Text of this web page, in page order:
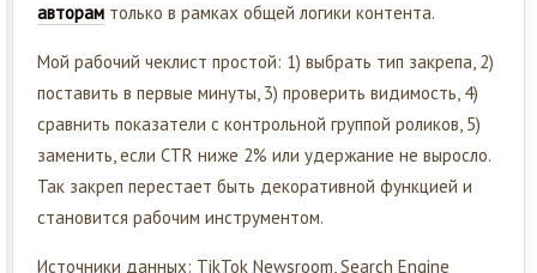
авторам только в рамках общей логики контента.
Мой рабочий чеклист простой: 1) выбрать тип закрепа, 2)
поставить в первые минуты, 3) проверить видимость, 4)
сравнить показатели с контрольной группой роликов, 5)
заменить, если CTR ниже 2% или удержание не выросло.
Так закреп перестает быть декоративной функцией и
становится рабочим инструментом.
Источники данных: TikTok Newsroom, Search Engine